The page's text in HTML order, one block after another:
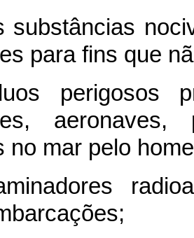
substâncias
para fins que
perigosos
no mar pelo